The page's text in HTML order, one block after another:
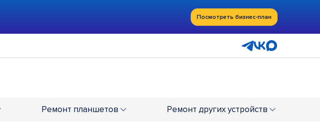
Посмотреть бизнес-план
Ремонт планшетов Ремонт других устройств